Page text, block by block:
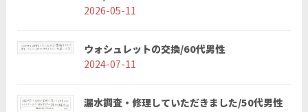
2026-05-11
ウォシュレットの交換/60代男性
2024-07-11
漏水調査・修理していただきました/50代男性